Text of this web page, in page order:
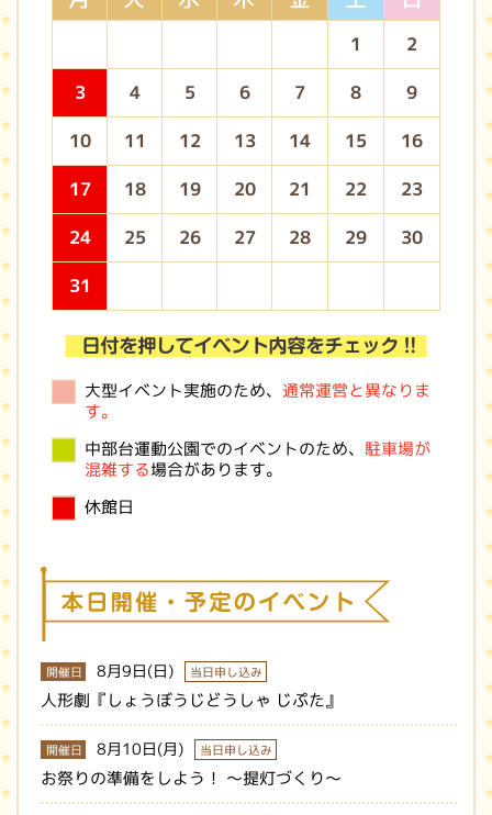
1
2
3
4 5 6 7 8
9
10
11 12 13 14 15
16
17
18 19 20 21 22
23
24
25 26 27 28 29
30
31
大型イベント実施のため、 通常運営と異なりま
す。
中部台運動公園でのイベントのため、 駐車場が
混雑する場合があります。
休館日
開催日 8月9日(日) 当日申し込み
人形劇『しょうぼうじどうしゃ じぷた』
開催日 8月10日(月) 当日申し込み
お祭りの準備をしよう！ ～提灯づくり～